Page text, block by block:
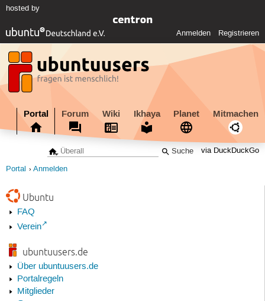
hosted by
Anmelden Registrieren
Portal Forum Wiki Ikhaya Planet Mitmachen
via DuckDuckGo
Portal Anmelden
Ubuntu
FAQ
Verein
ubuntuusers.de
Über ubuntuusers.de
Portalregeln
Mitglieder